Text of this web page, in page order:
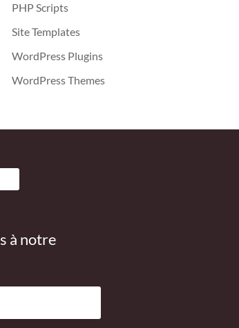
PHP Scripts
Site Templates
WordPress Plugins
WordPress Themes
à notre